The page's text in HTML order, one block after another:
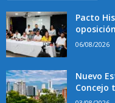
Pacto
06/08/2026
Nuevo
Concejo